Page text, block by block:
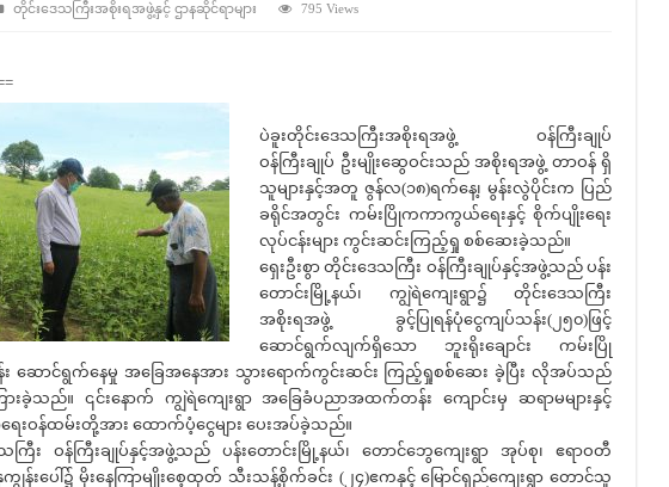
တိုင်းဒေသကြီးအစိုးရအဖွဲ့နှင့် ဌာနဆိုင်ရာများ 795 Views
ပဲခူးတိုင်းဒေသကြီးအစိုးရအဖွဲ့ ဝန်ကြီးချုပ်
ဝန်ကြီးချုပ် ဦးမျိုးဆွေဝင်းသည် အစိုးရအဖွဲ့ တာဝန် ရှိ
သူများနှင့်အတူ ဇွန်လ(၁၈)ရက်နေ့၊ မွန်းလွဲပိုင်းက ပြည်
ခရိုင်အတွင်း ကမ်းပြိုကကာကွယ်ရေးနှင့် စိုက်ပျိုးရေး
လုပ်ငန်းများ ကွင်းဆင်းကြည့်ရှု စစ်ဆေးခဲ့သည်။
ရှေးဦးစွာ တိုင်းဒေသကြီး ဝန်ကြီးချုပ်နှင့်အဖွဲ့သည် ပန်း
တောင်းမြို့နယ်၊ ကျွဲရဲကျေးရွာ၌ တိုင်းဒေသကြီး
အစိုးရအဖွဲ့ ခွင့်ပြုရန်ပုံငွေကျပ်သန်း(၂၅၀)ဖြင့်
ဆောင်ရွက်လျက်ရှိသော ဘူးရိုးချောင်း ကမ်းပြို
ဆောင်ရွက်နေမှု အခြေအနေအား သွားရောက်ကွင်းဆင်း ကြည့်ရှုစစ်ဆေး ခဲ့ပြီး လိုအပ်သည်
ားခဲ့သည်။ ၎င်းနောက် ကျွဲရဲကျေးရွာ အခြေခံပညာအထက်တန်း ကျောင်းမှ ဆရာမများနှင့်
ေးဝန်ထမ်းတို့အား ထောက်ပံ့ငွေများ ပေးအပ်ခဲ့သည်။
ြီး ဝန်ကြီးချုပ်နှင့်အဖွဲ့သည် ပန်းတောင်းမြို့နယ်၊ တောင်ဘွေကျေးရွာ အုပ်စု၊ ဧရာဝတီ
ကျွန်းပေါ်၌ မိုးနေကြာမျိုးစေ့ထုတ် သီးသန့်စိုက်ခင်း (၂၄)ဧကနှင့် မြောင်ရှည်ကျေးရွာ တောင်သူ